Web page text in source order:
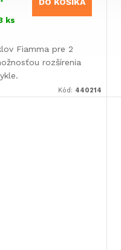
ks
DO KOŠÍKA
Fiamma pre 2
rozšírenia
Kód: 440214